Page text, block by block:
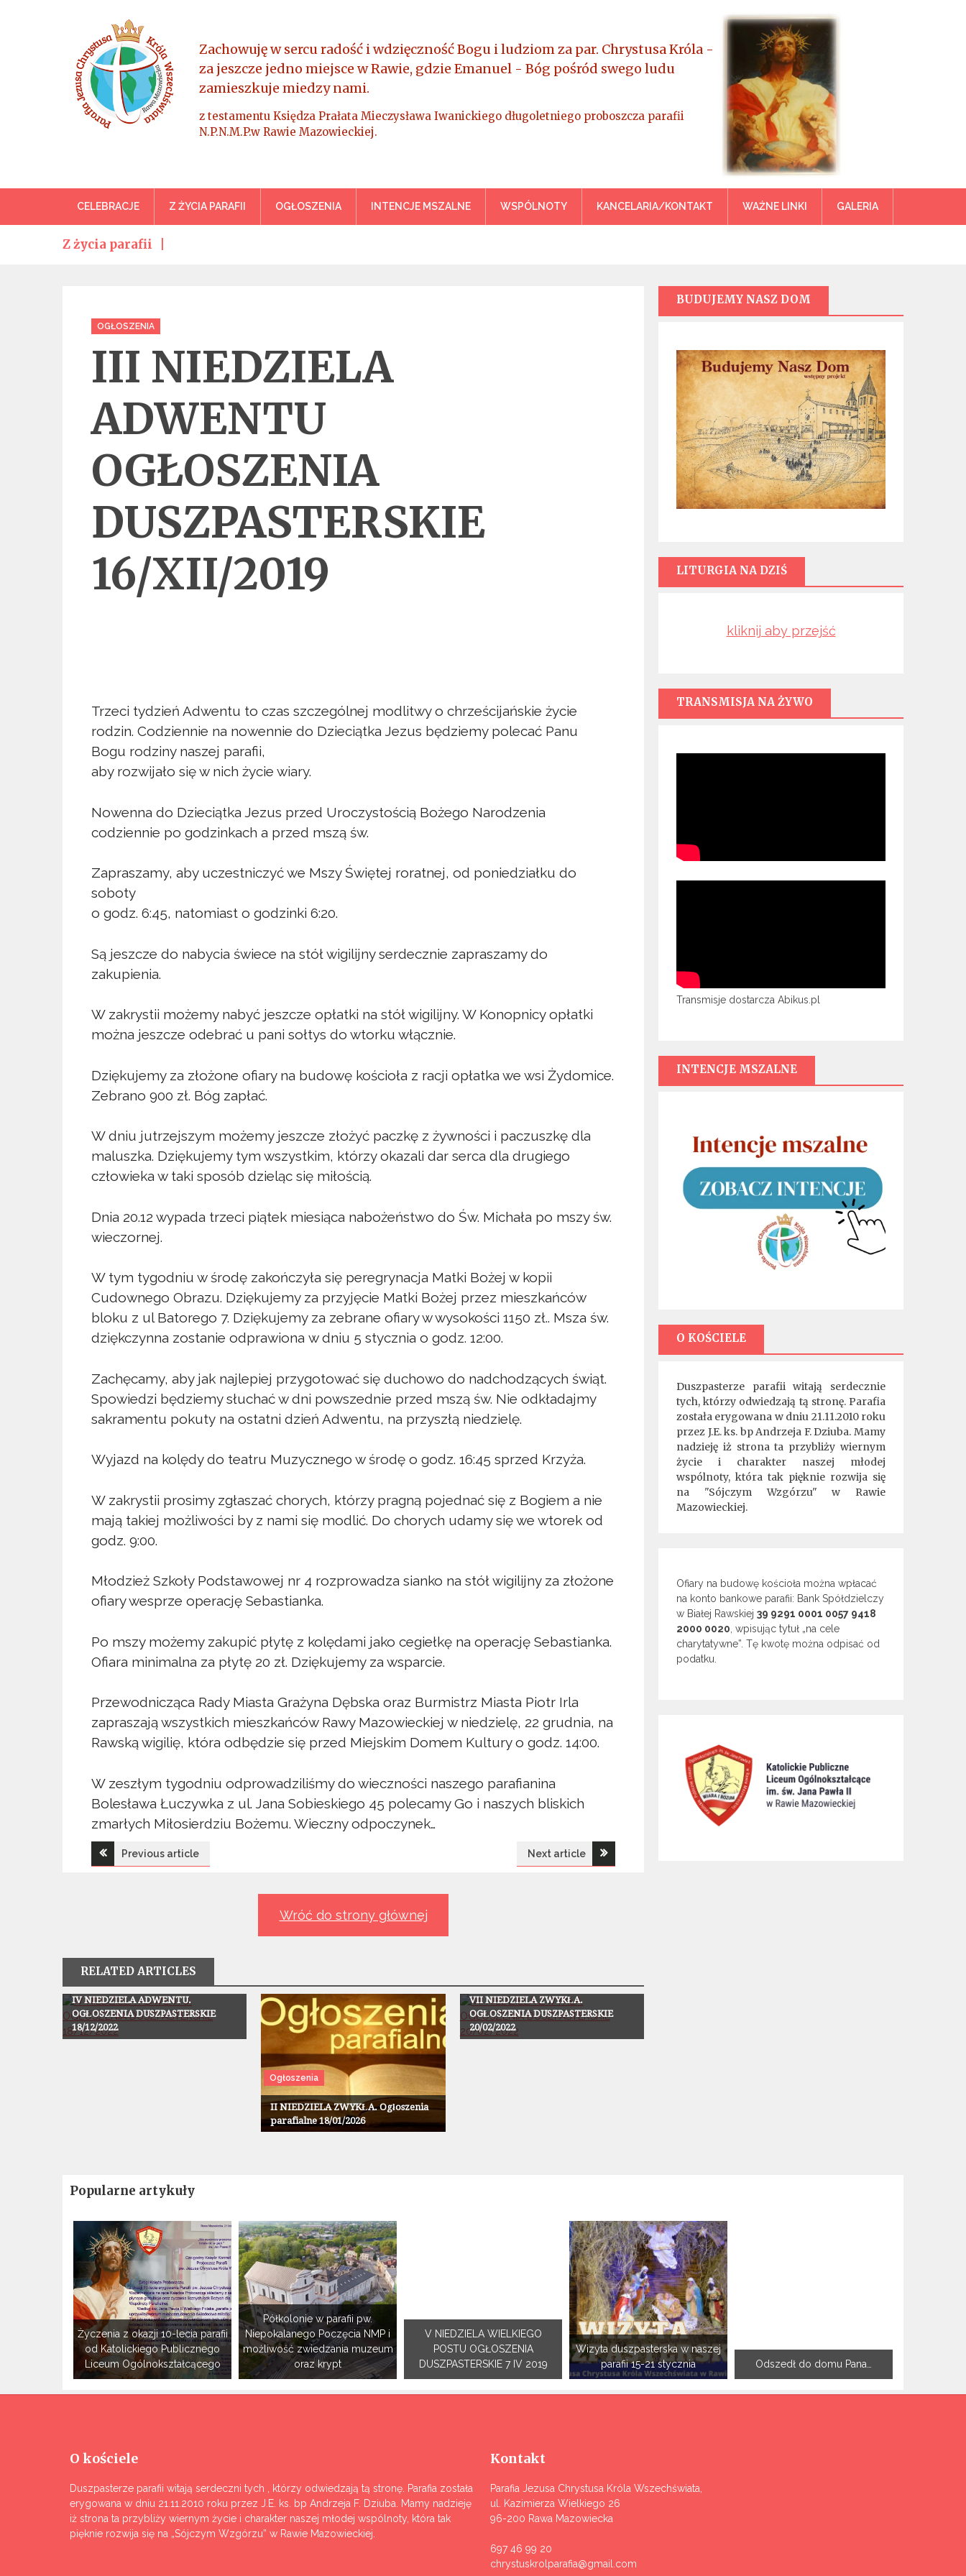
Parafia Jezusa Chrystusa Króla Wszechświata – Rawa Mazowiecka
Zachowuję w sercu radość i wdzięczność Bogu i ludziom za par. Chrystusa Króla -
za jeszcze jedno miejsce w Rawie, gdzie Emanuel - Bóg pośród swego ludu
zamieszkuje miedzy nami.
z testamentu Księdza Prałata Mieczysława Iwanickiego długoletniego proboszcza parafii
N.P.N.M.P.w Rawie Mazowieckiej.
CELEBRACJE Z ŻYCIA PARAFII OGŁOSZENIA INTENCJE MSZALNE WSPÓLNOTY KANCELARIA/KONTAKT WAŻNE LINKI GALERIA
Z życia parafii
Categories
OGŁOSZENIA
III NIEDZIELA
ADWENTU
OGŁOSZENIA
DUSZPASTERSKIE
16/XII/2019
Trzeci tydzień Adwentu to czas szczególnej modlitwy o chrześcijańskie życie
rodzin. Codziennie na nowennie do Dzieciątka Jezus będziemy polecać Panu
Bogu rodziny naszej parafii,
aby rozwijało się w nich życie wiary.
Nowenna do Dzieciątka Jezus przed Uroczystością Bożego Narodzenia
codziennie po godzinkach a przed mszą św.
Zapraszamy, aby uczestniczyć we Mszy Świętej roratnej, od poniedziałku do
soboty
o godz. 6:45, natomiast o godzinki 6:20.
Są jeszcze do nabycia świece na stół wigilijny serdecznie zapraszamy do
zakupienia.
W zakrystii możemy nabyć jeszcze opłatki na stół wigilijny. W Konopnicy opłatki
można jeszcze odebrać u pani sołtys do wtorku włącznie.
Dziękujemy za złożone ofiary na budowę kościoła z racji opłatka we wsi Żydomice.
Zebrano 900 zł. Bóg zapłać.
W dniu jutrzejszym możemy jeszcze złożyć paczkę z żywności i paczuszkę dla
maluszka. Dziękujemy tym wszystkim, którzy okazali dar serca dla drugiego
człowieka w taki sposób dzieląc się miłością.
Dnia 20.12 wypada trzeci piątek miesiąca nabożeństwo do Św. Michała po mszy św.
wieczornej.
W tym tygodniu w środę zakończyła się peregrynacja Matki Bożej w kopii
Cudownego Obrazu. Dziękujemy za przyjęcie Matki Bożej przez mieszkańców
bloku z ul Batorego 7. Dziękujemy za zebrane ofiary w wysokości 1150 zł.. Msza św.
dziękczynna zostanie odprawiona w dniu 5 stycznia o godz. 12:00.
Zachęcamy, aby jak najlepiej przygotować się duchowo do nadchodzących świąt.
Spowiedzi będziemy słuchać w dni powszednie przed mszą św. Nie odkładajmy
sakramentu pokuty na ostatni dzień Adwentu, na przyszłą niedzielę.
Wyjazd na kolędy do teatru Muzycznego w środę o godz. 16:45 sprzed Krzyża.
W zakrystii prosimy zgłaszać chorych, którzy pragną pojednać się z Bogiem a nie
mają takiej możliwości by z nami się modlić. Do chorych udamy się we wtorek od
godz. 9:00.
Młodzież Szkoły Podstawowej nr 4 rozprowadza sianko na stół wigilijny za złożone
ofiary wesprze operację Sebastianka.
Po mszy możemy zakupić płytę z kolędami jako cegiełkę na operację Sebastianka.
Ofiara minimalna za płytę 20 zł. Dziękujemy za wsparcie.
Przewodnicząca Rady Miasta Grażyna Dębska oraz Burmistrz Miasta Piotr Irla
zapraszają wszystkich mieszkańców Rawy Mazowieckiej w niedzielę, 22 grudnia, na
Rawską wigilię, która odbędzie się przed Miejskim Domem Kultury o godz. 14:00.
W zeszłym tygodniu odprowadziliśmy do wieczności naszego parafianina
Bolesława Łuczywka z ul. Jana Sobieskiego 45 polecamy Go i naszych bliskich
zmarłych Miłosierdziu Bożemu. Wieczny odpoczynek…
Nawigacja
Previous article Next article
Wróć do strony głównej
RELATED ARTICLES
Ogłoszenia
IV NIEDZIELA ADWENTU.
OGŁOSZENIA DUSZPASTERSKIE
18/12/2022
Ogłoszenia
II NIEDZIELA ZWYKŁA. Ogłoszenia
parafialne 18/01/2026
VII NIEDZIELA ZWYKŁA.
OGŁOSZENIA DUSZPASTERSKIE
20/02/2022
BUDUJEMY NASZ DOM
LITURGIA NA DZIŚ
kliknij aby przejść
TRANSMISJA NA ŻYWO
Transmisje dostarcza Abikus.pl
INTENCJE MSZALNE
O KOŚCIELE
Duszpasterze parafii witają serdecznie
tych, którzy odwiedzają tą stronę. Parafia
została erygowana w dniu 21.11.2010 roku
przez J.E. ks. bp Andrzeja F. Dziuba. Mamy
nadzieję iż strona ta przybliży wiernym
życie i charakter naszej młodej
wspólnoty, która tak pięknie rozwija się
na "Sójczym Wzgórzu" w Rawie
Mazowieckiej.
Ofiary na budowę kościoła można wpłacać
na konto bankowe parafii: Bank Spółdzielczy
w Białej Rawskiej 39 9291 0001 0057 9418
2000 0020 , wpisując tytuł „na cele
charytatywne”. Tę kwotę można odpisać od
podatku.
Popularne artykuły
Życzenia z okazji 10-lecia parafii
od Katolickiego Publicznego
Liceum Ogólnokształcącego
Półkolonie w parafii pw.
Niepokalanego Poczęcia NMP i
możliwość zwiedzania muzeum
oraz krypt
V NIEDZIELA WIELKIEGO
POSTU OGŁOSZENIA
DUSZPASTERSKIE 7 IV 2019
Wizyta duszpasterska w naszej
parafii 15-21 stycznia
Odszedł do domu Pana…
O kościele
Duszpasterze parafii witają serdeczni tych , którzy odwiedzają tą stronę. Parafia została
erygowana w dniu 21.11.2010 roku przez J.E. ks. bp Andrzeja F. Dziuba. Mamy nadzieję
iż strona ta przybliży wiernym życie i charakter naszej młodej wspólnoty, która tak
pięknie rozwija się na „Sójczym Wzgórzu” w Rawie Mazowieckiej.
Kontakt
Parafia Jezusa Chrystusa Króla Wszechświata,
ul. Kazimierza Wielkiego 26
96-200 Rawa Mazowiecka
697 46 99 20
chrystuskrolparafia@gmail.com